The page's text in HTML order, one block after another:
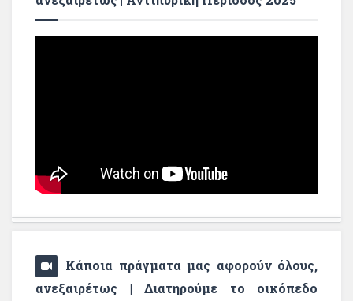
Κάποια πράγματα μας αφορούν όλους,
ανεξαιρέτως | Διατηρούμε το οικόπεδο